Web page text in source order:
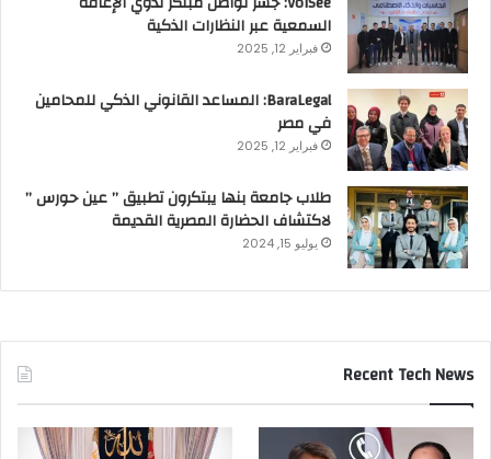
السمعية عبر النظارات الذكية
فبراير 12, 2025
BaraLegal: المساعد القانوني الذكي للمحامين
في مصر
فبراير 12, 2025
طلاب جامعة بنها يبتكرون تطبيق ” عين حورس ”
لاكتشاف الحضارة المصرية القديمة
يوليو 15, 2024
Recent Tech News